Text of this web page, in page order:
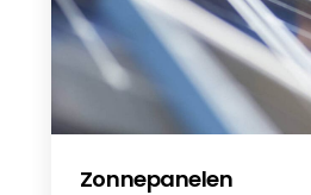
Zonnepanelen